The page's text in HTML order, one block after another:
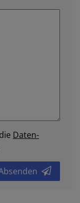
Daten­